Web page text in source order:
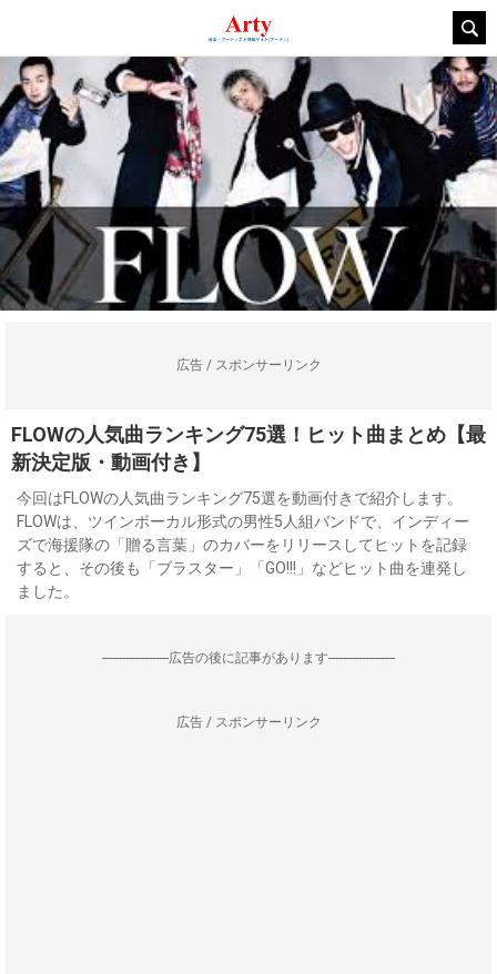
広告 / スポンサーリンク
FLOWの人気曲ランキング75選！ヒット曲まとめ【最
新決定版・動画付き】
今回はFLOWの人気曲ランキング75選を動画付きで紹介します。
FLOWは、ツインボーカル形式の男性5人組バンドで、インディー
ズで海援隊の「贈る言葉」のカバーをリリースしてヒットを記録
すると、その後も「ブラスター」「GO!!!」などヒット曲を連発し
ました。
--------------------広告の後に記事があります--------------------
広告 / スポンサーリンク